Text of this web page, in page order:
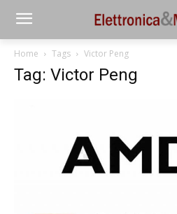
Home Tags Victor Peng
Tag: Victor Peng